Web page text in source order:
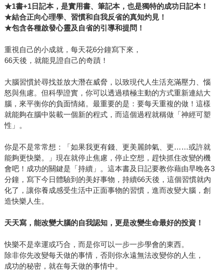
★1書+1日記本，是實用書、筆記本，也是獨特的成功日記本！
★結合正向心理學、習慣和自我反省的真知灼見！
★包含各種啟發心靈及自省的引導和提問！
重視自己的小成就，每天花6分鐘寫下來，
66天後，就能見證自己的奇蹟！
大腦習慣於尋找並放大潛在威脅，以致現代人生活充滿壓力、惱
怒與焦慮。但科學證實，你可以透過積極主動的方式重新連結大
腦，來平衡你的負面情緒。最重要的是：要每天重複的做！這樣
就能夠在腦中裝載一個新的程式，而這個過程就稱做「神經可塑
性」。
你是不是常常想：「如果我更有錢、更美麗帥氣、更……或許就
能夠更快樂。」現在就停止焦慮，停止空想，趕快抓住改變的機
會吧！成功的關鍵是「持續」。這本書及日記要教你藉由早晚各3
分鐘，寫下今日體驗到的美好事物，持續66天後，這個習慣就內
化了，讓你養成感受生活中正面事物的習慣，進而改變大腦，創
造快樂人生。
天天寫，能改變大腦的自我認知，更是改變生命最好的投資！
快樂不是幸運或巧合，而是你可以一步一步學會的東西。
除非你先改變每天做的事情，否則你永遠無法改變你的人生，
成功的秘密，就在每天做的事情中。